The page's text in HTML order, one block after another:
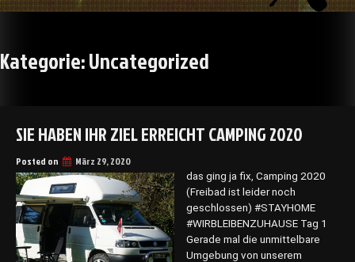
Kategorie:Uncategorized
SIE HABEN IHR ZIEL ERREICHT CAMPING 2020
Posted on März 29, 2020
das ging ja fix, Camping 2020
(Freibad ist leider noch
geschlossen) #STAYHOME
#WIRBLEIBENZUHAUSE Tag 1
Gerade mal die unmittelbare
Umgebung von unserem